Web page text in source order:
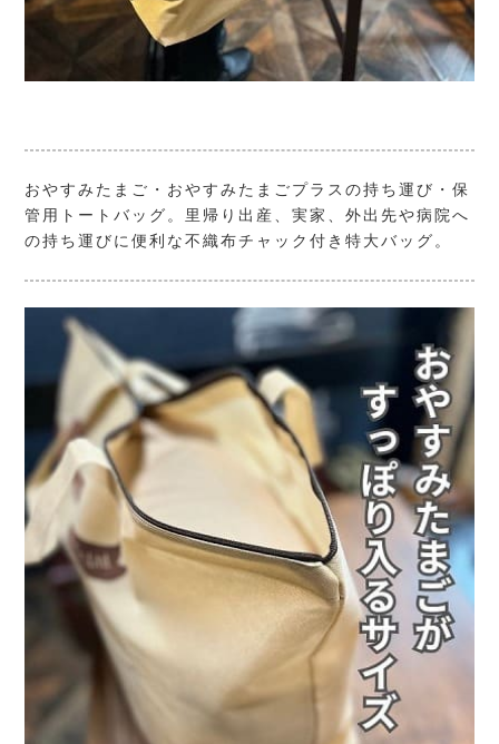
おやすみたまご・おやすみたまごプラスの持ち運び・保
管用トートバッグ。里帰り出産、実家、外出先や病院へ
の持ち運びに便利な不織布チャック付き特大バッグ。